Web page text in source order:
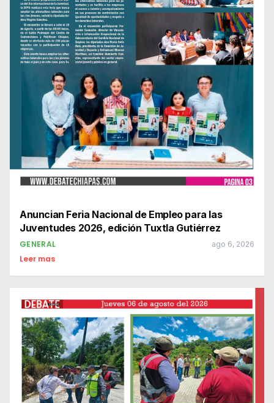
Anuncian Feria Nacional de Empleo para las
Juventudes 2026, edición Tuxtla Gutiérrez
GENERAL ago 6, 2026
Leer mas